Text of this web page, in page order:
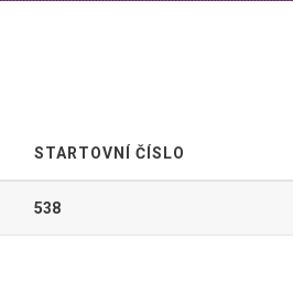
STARTOVNÍ ČÍSLO
538